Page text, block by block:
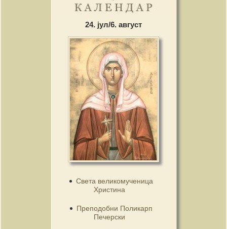
24. јул/6. август
Света великомученица
Христина
Преподобни Поликарп
Печерски